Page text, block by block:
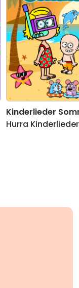
Kinderlieder
Hurra Kinderlieder